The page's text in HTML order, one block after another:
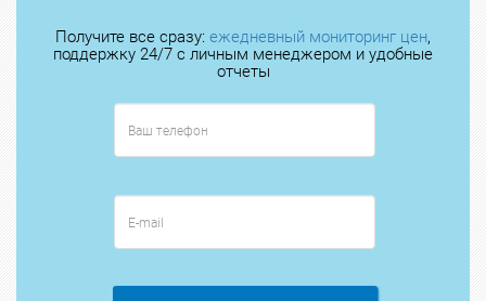
Получите все сразу: ежедневный мониторинг цен,
поддержку 24/7 с личным менеджером и удобные
отчеты